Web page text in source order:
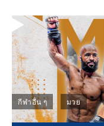
กีฬาอื่น ๆ มวย